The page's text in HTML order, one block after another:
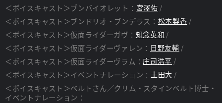
＜ボイスキャスト＞ブンバイオレット： 宮澤佑
＜ボイスキャスト＞ブンドリオ・ブンデラス： 松本梨香
＜ボイスキャスト＞仮面ライダーガヴ： 知念英和
＜ボイスキャスト＞仮面ライダーヴァレン： 日野友輔
＜ボイスキャスト＞仮面ライダーヴラム： 庄司浩平
＜ボイスキャスト＞イベントナレーション： 土田大
＜ボイスキャスト＞ベルトさん／クリム・スタインベルト博士・
イベントナレーション：